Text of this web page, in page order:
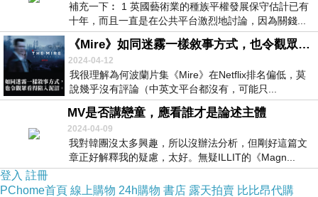
補充一下︰ 1 英國藝術業的種族平權發展保守估計已有
十年，而且一直是在公共平台激烈地討論，因為關錢...
《Mire》如同迷霧一樣敘事方式，也令觀眾看得陷入泥沼
2024-04-12
我很理解為何波蘭片集《Mire》在Netflix排名偏低，莫
說幾乎沒有評論（中英文平台都沒有，可能只...
MV是否講戀童，應看誰才是論述主體
2024-04-09
我對韓團沒太多興趣，所以沒辦法分析，但剛好這篇文
章正好解釋我的疑慮，太好。無疑ILLIT的《Magn...
登入 註冊
PChome首頁 線上購物 24h購物 書店 露天拍賣 比比昂代購